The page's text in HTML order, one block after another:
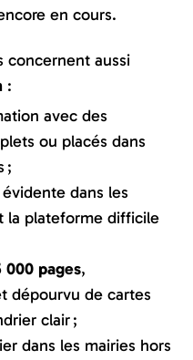
en cours.
concernent aussi
:
avec des
ou placés dans
;
évidente dans les
la plateforme difficile
000 pages,
dépourvu de cartes
clair ;
dans les mairies hors